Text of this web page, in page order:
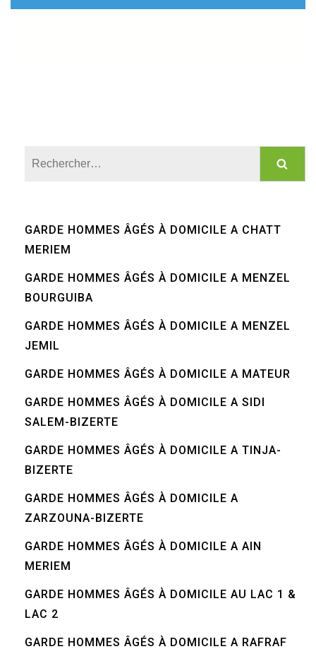
GARDE HOMMES ÂGÉS À DOMICILE A CHATT
MERIEM
GARDE HOMMES ÂGÉS À DOMICILE A MENZEL
BOURGUIBA
GARDE HOMMES ÂGÉS À DOMICILE A MENZEL
JEMIL
GARDE HOMMES ÂGÉS À DOMICILE A MATEUR
GARDE HOMMES ÂGÉS À DOMICILE A SIDI
SALEM-BIZERTE
GARDE HOMMES ÂGÉS À DOMICILE A TINJA-
BIZERTE
GARDE HOMMES ÂGÉS À DOMICILE A
ZARZOUNA-BIZERTE
GARDE HOMMES ÂGÉS À DOMICILE A AIN
MERIEM
GARDE HOMMES ÂGÉS À DOMICILE AU LAC 1 &
LAC 2
GARDE HOMMES ÂGÉS À DOMICILE A RAFRAF